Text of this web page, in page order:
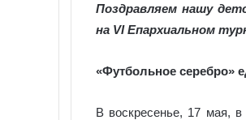
Поздравляем нашу
на VI Епархиальном
«Футбольное серебро»
В воскресенье, 17 мая,